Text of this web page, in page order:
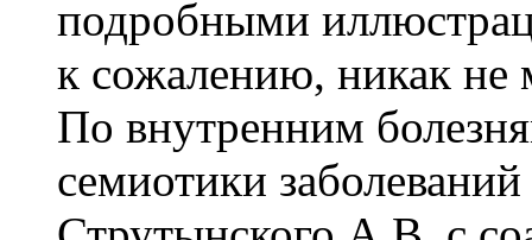
подробными
к сожалению, никак не
По внутренним
семиотики